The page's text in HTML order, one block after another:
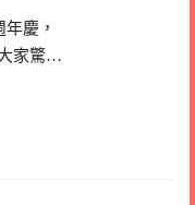
慶，
家驚…